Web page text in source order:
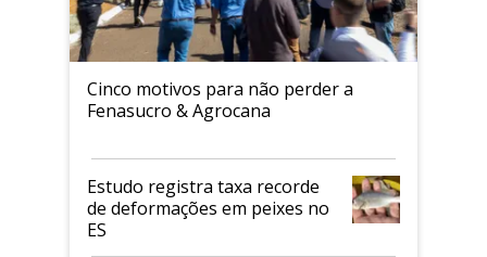
Cinco motivos para não perder a
Fenasucro & Agrocana
Estudo registra taxa recorde
de deformações em peixes no
ES